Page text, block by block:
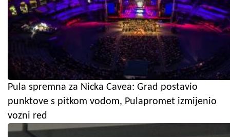
Pula spremna za Nicka Cavea: Grad postavio
punktove s pitkom vodom, Pulapromet izmijenio
vozni red